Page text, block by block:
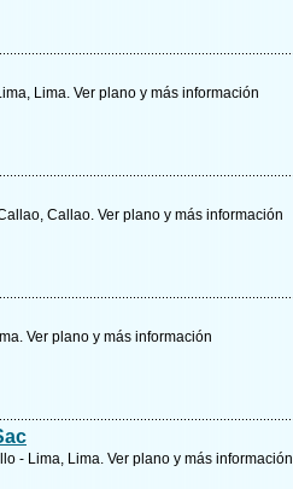
Lima. Ver plano y más información
Callao. Ver plano y más información
Ver plano y más información
- Lima, Lima. Ver plano y más información